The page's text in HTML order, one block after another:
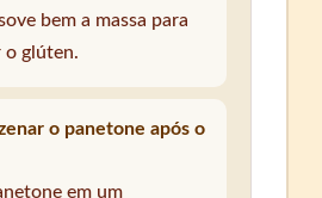
bem a massa para
o glúten.
o panetone após o
em um